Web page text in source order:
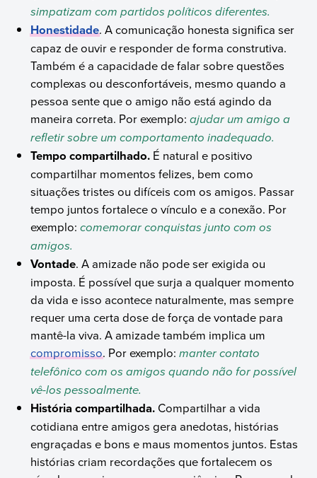
simpatizam com partidos políticos diferentes.
Honestidade. A comunicação honesta significa ser
capaz de ouvir e responder de forma construtiva.
Também é a capacidade de falar sobre questões
complexas ou desconfortáveis, mesmo quando a
pessoa sente que o amigo não está agindo da
maneira correta. Por exemplo:ajudar um amigo a
refletir sobre um comportamento inadequado.
Tempo compartilhado. É natural e positivo
compartilhar momentos felizes, bem como
situações tristes ou difíceis com os amigos. Passar
tempo juntos fortalece o vínculo e a conexão. Por
exemplo:comemorar conquistas junto com os
amigos.
Vontade. A amizade não pode ser exigida ou
imposta. É possível que surja a qualquer momento
da vida e isso acontece naturalmente, mas sempre
requer uma certa dose de força de vontade para
mantê-la viva. A amizade também implica um
compromisso. Por exemplo:manter contato
telefônico com os amigos quando não for possível
vê-los pessoalmente.
História compartilhada. Compartilhar a vida
cotidiana entre amigos gera anedotas, histórias
engraçadas e bons e maus momentos juntos. Estas
histórias criam recordações que fortalecem os